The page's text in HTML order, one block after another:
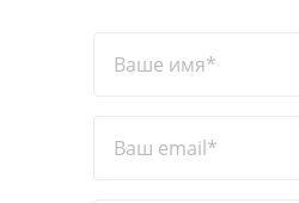
Ваше имя*
Ваш email*